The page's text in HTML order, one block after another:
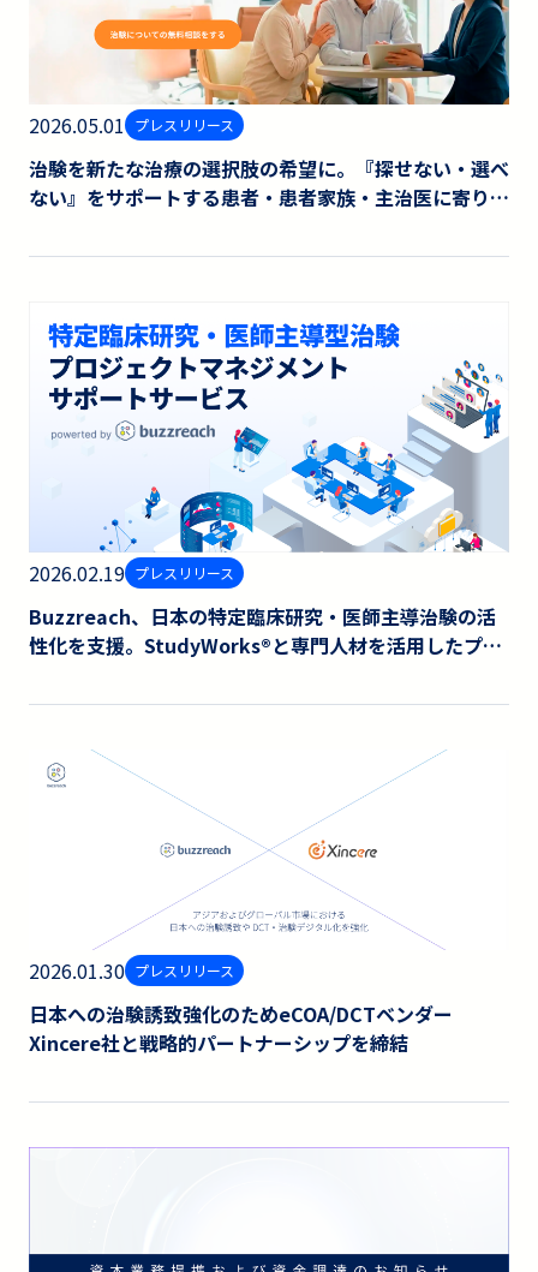
2026.05.01 プレスリリース
治験を新たな治療の選択肢の希望に。『探せない・選べ
ない』をサポートする患者・患者家族・主治医に寄り添
2026.02.19 プレスリリース
Buzzreach、日本の特定臨床研究・医師主導治験の活
性化を支援。StudyWorks®︎と専門人材を活用したプロ
2026.01.30 プレスリリース
日本への治験誘致強化のためeCOA/DCTベンダー
Xincere社と戦略的パートナーシップを締結